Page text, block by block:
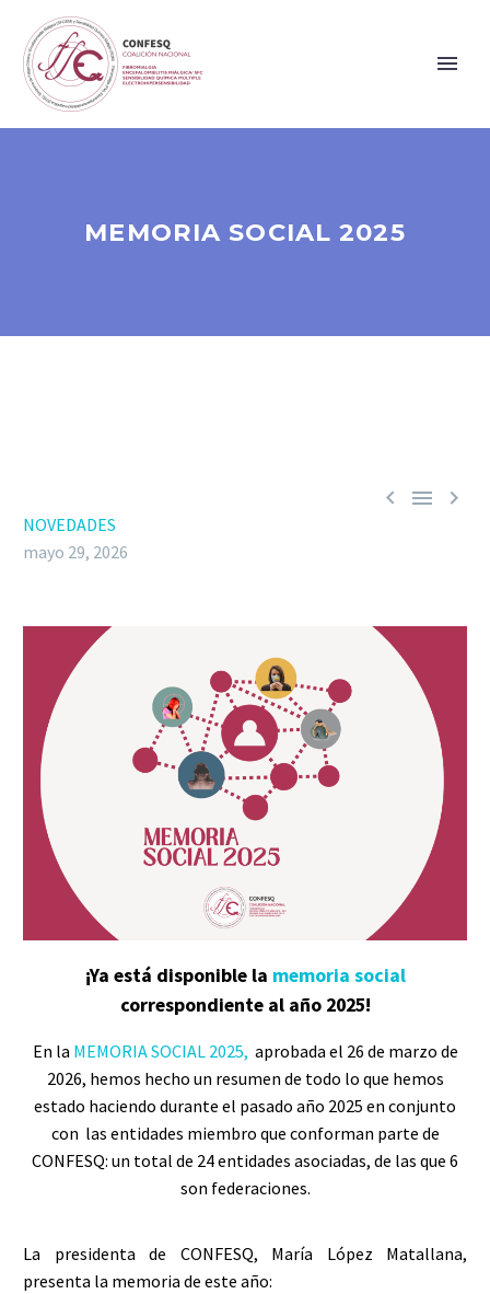
MEMORIA SOCIAL 2025
  
NOVEDADES
mayo 29, 2026
¡Ya está disponible la memoria social
correspondiente al año 2025!
En la MEMORIA SOCIAL 2025, aprobada el 26 de marzo de
2026, hemos hecho un resumen de todo lo que hemos
estado haciendo durante el pasado año 2025 en conjunto
con las entidades miembro que conforman parte de
CONFESQ: un total de 24 entidades asociadas, de las que 6
son federaciones.
La presidenta de CONFESQ, María López Matallana,
presenta la memoria de este año: